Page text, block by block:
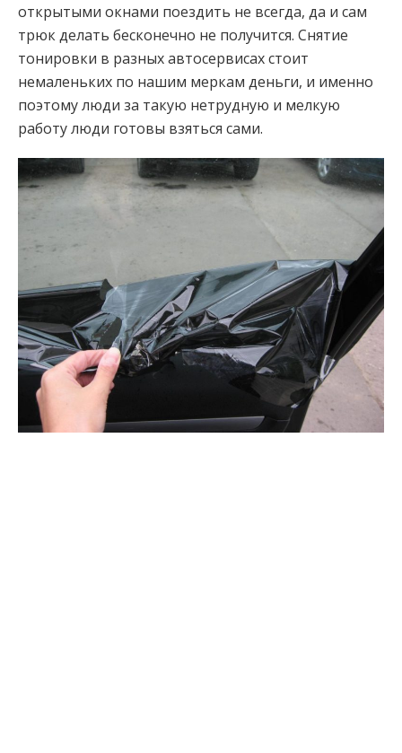
открытыми окнами поездить не всегда, да и сам
трюк делать бесконечно не получится. Снятие
тонировки в разных автосервисах стоит
немаленьких по нашим меркам деньги, и именно
поэтому люди за такую нетрудную и мелкую
работу люди готовы взяться сами.